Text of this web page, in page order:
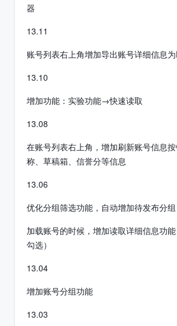
器
13.11
账号列表右上角增加导出账号详细信息
13.10
增加功能：实验功能→快速读取
13.08
在账号列表右上角，增加刷新账号信息
称、草稿箱、信誉分等信息
13.06
优化分组筛选功能，自动增加待发布分组
加载账号的时候，增加读取详细信息功
勾选）
13.04
增加账号分组功能
13.03